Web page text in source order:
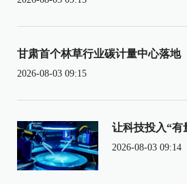
甘肃首个林草行业碳计量中心落地
2026-08-03 09:15
让科技投入“有
2026-08-03 09:14